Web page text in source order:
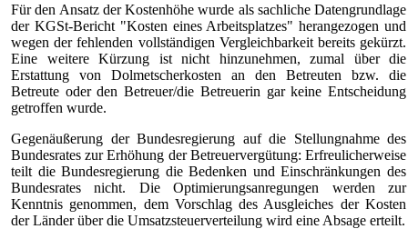
Für den Ansatz der Kostenhöhe wurde als sachliche Datengrundlage
der KGSt-Bericht "Kosten eines Arbeitsplatzes" herangezogen und
wegen der fehlenden vollständigen Vergleichbarkeit bereits gekürzt.
Eine weitere Kürzung ist nicht hinzunehmen, zumal über die
Erstattung von Dolmetscherkosten an den Betreuten bzw. die
Betreute oder den Betreuer/die Betreuerin gar keine Entscheidung
getroffen wurde.
Gegenäußerung der Bundesregierung auf die Stellungnahme des
Bundesrates zur Erhöhung der Betreuervergütung: Erfreulicherweise
teilt die Bundesregierung die Bedenken und Einschränkungen des
Bundesrates nicht. Die Optimierungsanregungen werden zur
Kenntnis genommen, dem Vorschlag des Ausgleiches der Kosten
der Länder über die Umsatzsteuerverteilung wird eine Absage erteilt.